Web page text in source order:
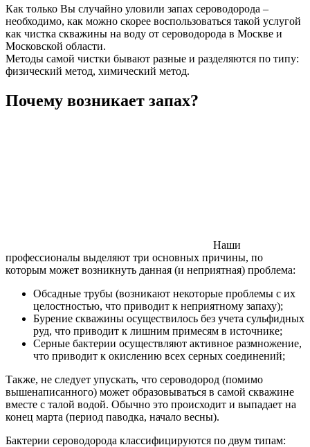
Как только Вы случайно уловили запах сероводорода –
необходимо, как можно скорее воспользоваться такой услугой
как чистка скважины на воду от сероводорода в Москве и
Московской области.
Методы самой чистки бывают разные и разделяются по типу:
физический метод, химический метод.
Почему возникает запах?
Наши
профессионалы выделяют три основных причины, по
которым может возникнуть данная (и неприятная) проблема:
Обсадные трубы (возникают некоторые проблемы с их
целостностью, что приводит к неприятному запаху);
Бурение скважины осуществилось без учета сульфидных
руд, что приводит к лишним примесям в источнике;
Серные бактерии осуществляют активное размножение,
что приводит к окислению всех серных соединений;
Также, не следует упускать, что сероводород (помимо
вышенаписанного) может образовываться в самой скважине
вместе с талой водой. Обычно это происходит и выпадает на
конец марта (период паводка, начало весны).
Бактерии сероводорода классифицируются по двум типам: